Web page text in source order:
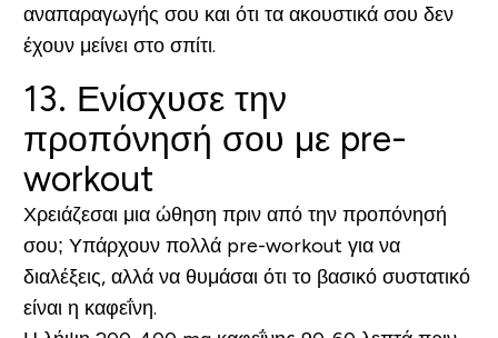
αναπαραγωγής σου και ότι τα ακουστικά σου δεν
έχουν μείνει στο σπίτι.
13. Ενίσχυσε την
προπόνησή σου με pre-
workout
Χρειάζεσαι μια ώθηση πριν από την προπόνησή
σου; Υπάρχουν πολλά pre-workout για να
διαλέξεις, αλλά να θυμάσαι ότι το βασικό συστατικό
είναι η καφεΐνη.